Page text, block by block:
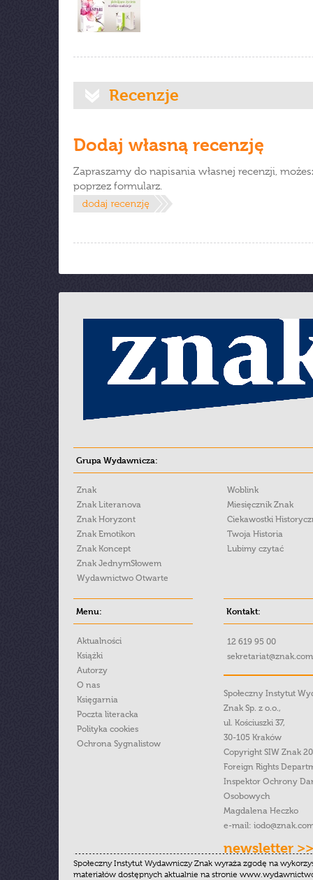
Recenzje
Dodaj własną recenzję
Zapraszamy do napisania własnej recenzji,
poprzez formularz.
Grupa Wydawnicza:
Znak
Znak Literanova
Znak Horyzont
Znak Emotikon
Znak Koncept
Znak JednymSłowem
Wydawnictwo Otwarte
Woblink
Miesięcznik Znak
Ciekawostki
Twoja Historia
Lubimy czytać
Menu:
Aktualności
Książki
Autorzy
O nas
Księgarnia
Poczta literacka
Polityka cookies
Ochrona Sygnalistow
Kontakt:
12 619 95 00
Społeczny Instytut
Znak Sp. z o.o.,
ul. Kościuszki 37,
30-105 Kraków
Copyright SIW Znak
Foreign Rights
Inspektor Ochrony
Osobowych
Magdalena Heczko
e-mail:
newsletter >>
Społeczny Instytut Wydawniczy Znak wyraża zgodę na
materiałów dostępnych aktualnie na stronie